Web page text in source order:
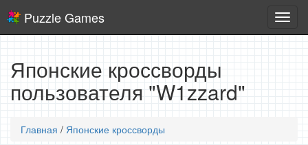
игры
Puzzle Games
Японские кроссворды
пользователя "W1zzard"
Главная / Японские кроссворды